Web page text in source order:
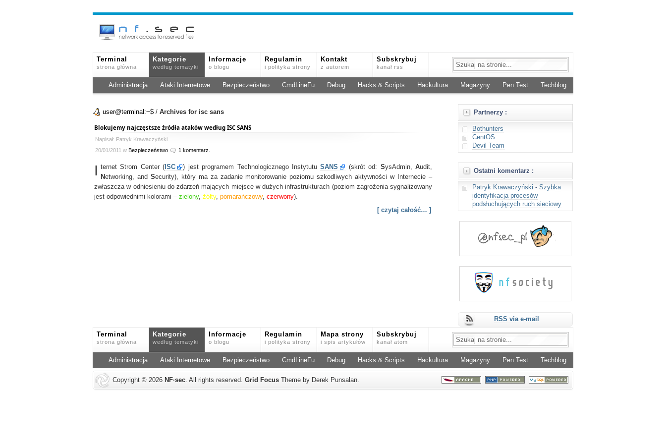
Terminal
strona główna
Kategorie
według tematyki
Informacje
o blogu
Regulamin
i polityka strony
Kontakt
z autorem
Subskrybuj
kanał rss
Administracja Ataki Internetowe Bezpieczeństwo CmdLineFu Debug Hacks & Scripts Hackultura Magazyny Pen Test Techblog
user@terminal:~$ / Archives for isc sans
Blokujemy najczęstsze źródła ataków według ISC SANS
Napisał: Patryk Krawaczyński
20/01/2011 w Bezpieczeństwo 1 komentarz.
I ternet Strom Center ( ISC ) jest programem Technologicznego InstytutuSANS (skrót od: SysAdmin,Audit,
Networking, and Security), który ma za zadanie monitorowanie poziomu szkodliwych aktywności w Internecie –
zwłaszcza w odniesieniu do zdarzeń mających miejsce w dużych infrastrukturach (poziom zagrożenia sygnalizowany
jest odpowiednimi kolorami – zielony, żółty, pomarańczowy, czerwony).
[ czytaj całość… ]
Partnerzy :
Bothunters
CentOS
Devil Team
Ostatni komentarz :
Patryk Krawaczyński - Szybka
identyfikacja procesów
podsłuchujących ruch sieciowy
RSS via e-mail
Terminal
strona główna
Kategorie
według tematyki
Informacje
o blogu
Regulamin
i polityka strony
Mapa strony
i spis artykułów
Subskrybuj
kanał atom
Administracja Ataki Internetowe Bezpieczeństwo CmdLineFu Debug Hacks & Scripts Hackultura Magazyny Pen Test Techblog
Copyright © 2026 NF·sec. All rights reserved. Grid Focus Theme by Derek Punsalan.